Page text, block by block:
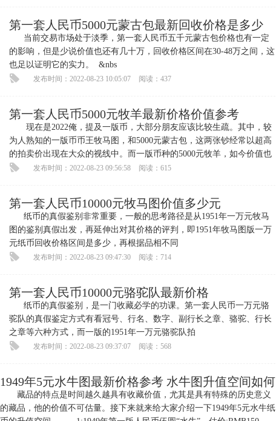
第一套人民币5000元蒙古包最新回收价格是多少
当前交易市场处于淡季，第一套人民币五千元蒙古包价格也有一定
的影响，但是少说价值也还有几十万，回收价格区间在30-48万之间，这
也足以证明它的实力。 &nbs
发布时间：2022-08-23 10:05:07 阅读：437
第一套人民币5000元牧羊最新价格价值参考
现在是2022俺，提及一版币，大部分朋友应该比较生疏。其中，较
为人熟知的一版币币王牧马图，和5000元蒙古包，这两张钞经常以超高
的拍卖价出现在大众的视线中。而一版币种的5000元牧羊，如今价值也
很高。 1发布时间：2022-08-23 09:56:58 阅读：615
第一套人民币10000元牧马图价值多少元
纸币的真假鉴别非常重要，一般的思考路径是从1951年一万元牧马
图的鉴别真假出发，再延伸出对其价格的评判，即1951年牧马图版一万
元纸币回收价格区间是多少，再根据品相不同
发布时间：2022-08-23 09:47:30 阅读：714
第一套人民币10000元骆驼队最新价格
纸币的真假鉴别，是一门收藏必学的功课。第一套人民币一万元骆
驼队的真假鉴定方式有看冠号、行名、数字、副行长之章、骆驼、行长
之章等六种方式，而一版的1951年一万元骆驼队拍
发布时间：2022-08-23 09:37:07 阅读：568
1949年5元水牛图最新价格参考 水牛图升值空间如何
藏品的特点是时间越久越具有收藏价值，尤其是具有特殊的历史意义
的藏品，他的价值不可估量。接下来就来给大家介绍一下1949年5元水牛纸